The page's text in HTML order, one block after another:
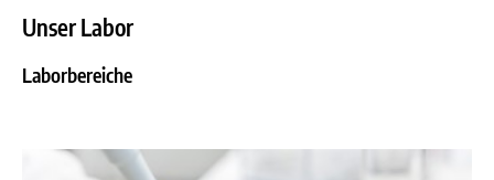
Unser Labor
Laborbereiche